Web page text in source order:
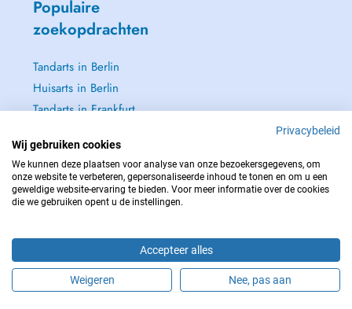
Populaire
zoekopdrachten
Tandarts in Berlin
Huisarts in Berlin
Tandarts in Frankfurt
Frankfurt
Zie alle →
NEEM IN GEVAL VAN NOOD CONTACT OP MET : 112
Copyright © 2026 - DOCTENA Germany GmbH Kurfürstendamm 14, 10719
Privacybeleid
Wij gebruiken cookies
We kunnen deze plaatsen voor analyse van onze bezoekersgegevens, om
onze website te verbeteren, gepersonaliseerde inhoud te tonen en om u een
geweldige website-ervaring te bieden. Voor meer informatie over de cookies
die we gebruiken opent u de instellingen.
Accepteer alles
Weigeren Nee, pas aan